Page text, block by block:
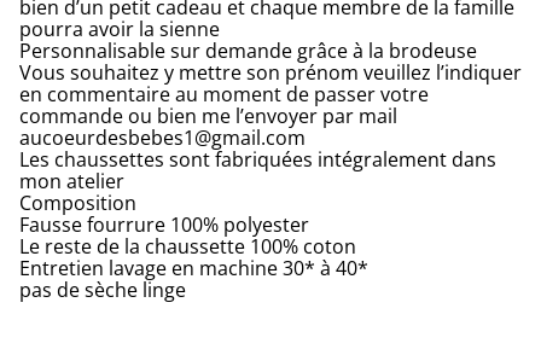
bien d’un petit cadeau et chaque membre de la famille
pourra avoir la sienne
Personnalisable sur demande grâce à la brodeuse
Vous souhaitez y mettre son prénom veuillez l’indiquer
en commentaire au moment de passer votre
commande ou bien me l’envoyer par mail
aucoeurdesbebes1@gmail.com
Les chaussettes sont fabriquées intégralement dans
mon atelier
Composition
Fausse fourrure 100% polyester
Le reste de la chaussette 100% coton
Entretien lavage en machine 30* à 40*
pas de sèche linge